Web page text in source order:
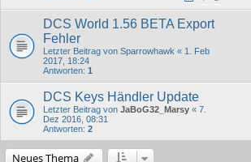
DCS World 1.56 BETA Export
Fehler
Letzter Beitrag von Sparrowhawk « 1. Feb
2017, 18:24
Antworten: 1
DCS Keys Händler Update
Letzter Beitrag von JaBoG32_Marsy « 7.
Dez 2016, 08:31
Antworten: 2
Neues Thema